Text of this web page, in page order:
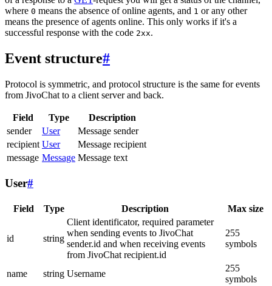
where 0 means the absence of online agents, and 1 or any other
means the presence of agents online. This only works if it's a
successful response with the code 2xx.
Event structure#
Protocol is symmetric, and protocol structure is the same for events
from JivoChat to a client server and back.
Field Type
Description
sender
User
Message sender
recipient User
Message recipient
message Message Message text
User#
Field Type Description Max size
id string
Client identificator, required parameter
when sending events to JivoChat
sender.id and when receiving events
from JivoChat recipient.id
255
symbols
name string Username
255
symbols